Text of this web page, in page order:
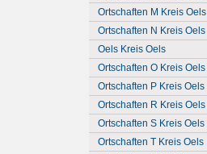
Ortschaften M Kreis Oels
Ortschaften N Kreis Oels
Oels Kreis Oels
Ortschaften O Kreis Oels
Ortschaften P Kreis Oels
Ortschaften R Kreis Oels
Ortschaften S Kreis Oels
Ortschaften T Kreis Oels